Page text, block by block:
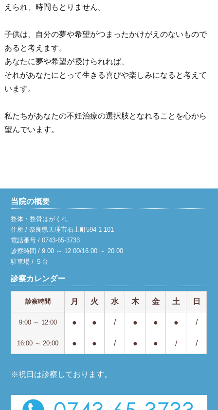
えられ、時間もとりません。
子供は、自分の夢や希望がつまったかけがえのないもので
あると考えます。
あなたに夢や希望が授けられれば、
それがあなたにとって生きる喜びや楽しみになると考えて
います。
私たちがあなたの不妊治療の選択肢となれることを心から
望んでいます。
当院の概要
整体・整骨はがくれ
住所 / 奈良県天理市石上町594-1-101
電話番号 / 0743-65-3733
診察時間 / 9:00 ～ 12:00/16:00 ～ 20:00
駐車場 / ５台
診察カレンダー
診察時間 月 火 水 木 金 土 日
9:00 ～ 12:00 ● ● / ● ● ● /
16:00 ～ 20:00 ● ● / ● ● / /
※祝日は診察しております。